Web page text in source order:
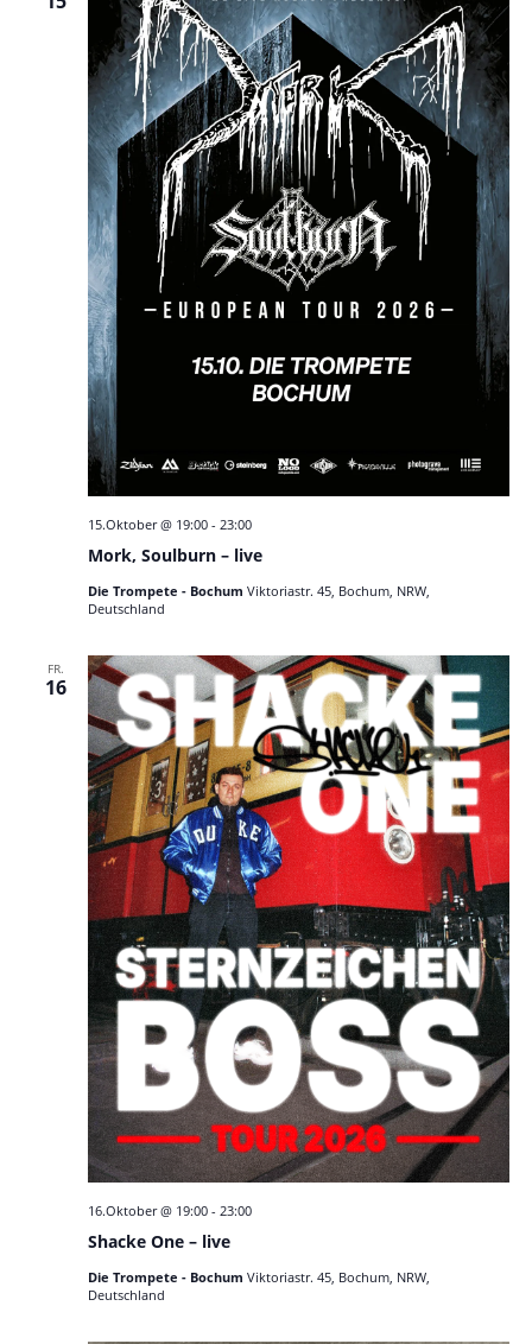
Mork, Soulburn – live
15.Oktober @ 19:00- 23:00
Die Trompete - Bochum Viktoriastr. 45, Bochum, NRW,
Deutschland
FR.
16
Shacke One – live
16.Oktober @ 19:00- 23:00
Die Trompete - Bochum Viktoriastr. 45, Bochum, NRW,
Deutschland